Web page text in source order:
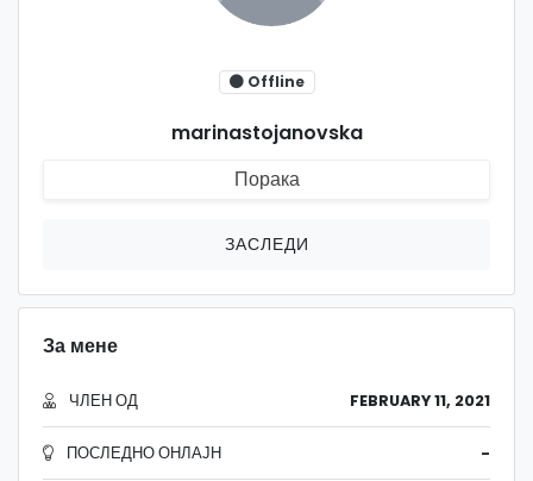
Offline
marinastojanovska
Порака
ЗАСЛЕДИ
За мене
ЧЛЕН ОД FEBRUARY 11, 2021
ПОСЛЕДНО ОНЛАЈН -